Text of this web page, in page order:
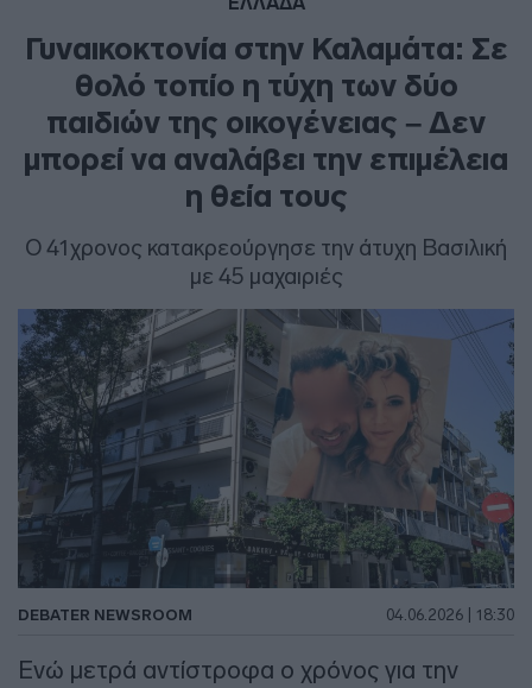
Γυναικοκτονία στην Καλαμάτα: Σε
θολό τοπίο η τύχη των δύο
παιδιών της οικογένειας – Δεν
μπορεί να αναλάβει την επιμέλεια
η θεία τους
O 41χρονος κατακρεούργησε την άτυχη Βασιλική
με 45 μαχαιριές
DEBATER NEWSROOM 04.06.2026 | 18:30
Ενώ μετρά αντίστροφα ο χρόνος για την